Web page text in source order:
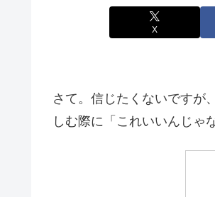
X
さて。信じたくないですが
しむ際に「これいいんじゃ